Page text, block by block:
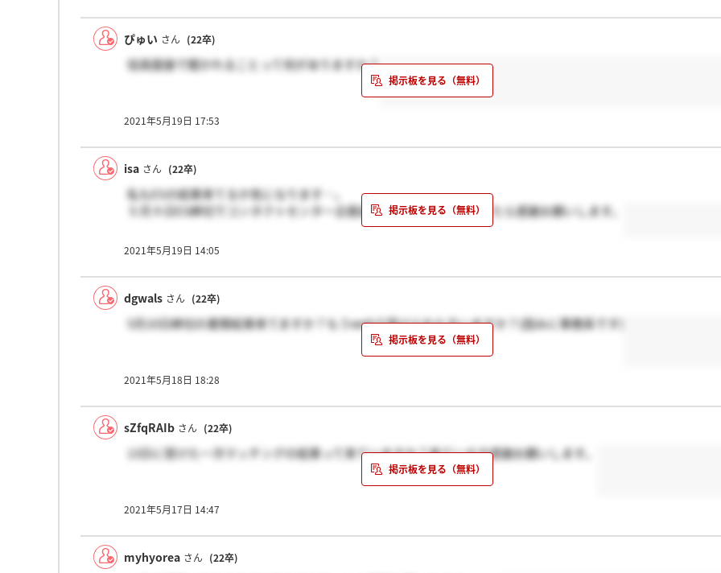
ぴゅい さん (22卒)
役員面接で聞かれることって何がありますか？
2021年5月19日 17:53
isa さん (22卒)
私もESの結果来てるか気になります…。
５月９日ES締切でコンタクトセンター企画運営希望の方、結果来てたら感謝お願いします。
2021年5月19日 14:05
dgwals さん (22卒)
5月10日締切の書類結果来てますか？もうwebテ受けられた方いますか？(因みに事務系です)
2021年5月18日 18:28
sZfqRAIb さん (22卒)
13日に受けた一次マッチングの結果って来ていますか？来ている方感謝お願いします。
2021年5月17日 14:47
myhyorea さん (22卒)